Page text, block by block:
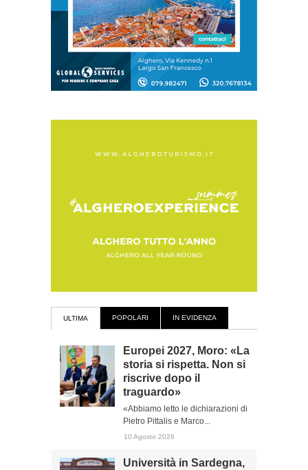
ULTIMA POPOLARI IN EVIDENZA
Europei 2027, Moro: «La
storia si rispetta. Non si
riscrive dopo il
traguardo»
«Abbiamo letto le dichiarazioni di
Pietro Pittalis e Marco...
10 Agosto 2026
Università in Sardegna,